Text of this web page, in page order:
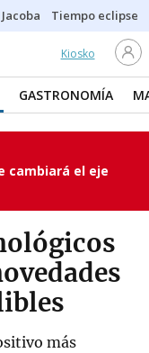
Tiempo eclipse
Kiosko
GASTRONOMÍA
cambiará el eje
más